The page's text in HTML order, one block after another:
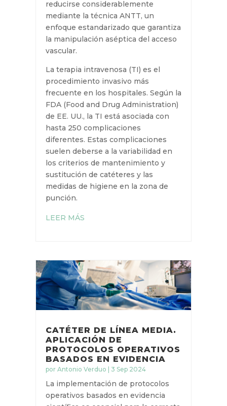
intravenoso, así como la extracción
de muestras sanguíneas. Sin
embargo, el uso de estos
dispositivos conlleva un riesgo
nosocomiales, riesgo que puede
reducirse considerablemente
mediante la técnica ANTT, un
enfoque estandarizado que
garantiza la manipulación aséptica
del acceso vascular.
La terapia intravenosa (TI) es el
procedimiento invasivo más
frecuente en los hospitales. Según
la FDA (Food and Drug
Administration) de EE. UU., la TI
está asociada con hasta 250
complicaciones diferentes. Estas
catéteres y las medidas de higiene
en la zona de punción.
LEER MÁS